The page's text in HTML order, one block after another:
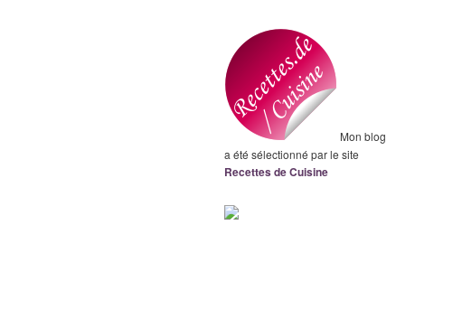
Mon blog
a été sélectionné par le site
Recettes de Cuisine